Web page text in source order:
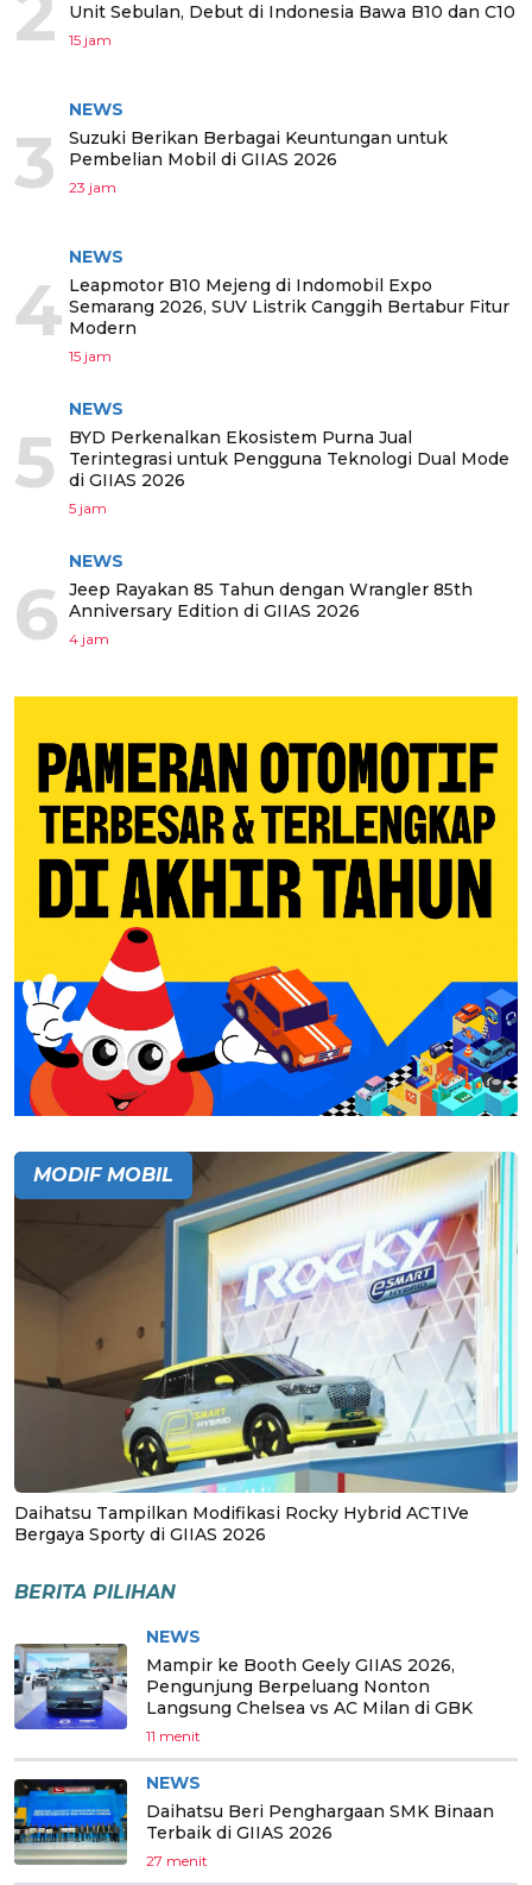
Unit Sebulan, Debut di Indonesia Bawa B10 dan C10
15 jam
3
NEWS
Suzuki Berikan Berbagai Keuntungan untuk
Pembelian Mobil di GIIAS 2026
23 jam
4
NEWS
Leapmotor B10 Mejeng di Indomobil Expo
Semarang 2026, SUV Listrik Canggih Bertabur Fitur
Modern
15 jam
5
NEWS
BYD Perkenalkan Ekosistem Purna Jual
Terintegrasi untuk Pengguna Teknologi Dual Mode
di GIIAS 2026
5 jam
6
NEWS
Jeep Rayakan 85 Tahun dengan Wrangler 85th
Anniversary Edition di GIIAS 2026
4 jam
MODIF MOBIL
Daihatsu Tampilkan Modifikasi Rocky Hybrid ACTIVe
Bergaya Sporty di GIIAS 2026
BERITA PILIHAN
NEWS
Mampir ke Booth Geely GIIAS 2026,
Pengunjung Berpeluang Nonton
Langsung Chelsea vs AC Milan di GBK
11 menit
NEWS
Daihatsu Beri Penghargaan SMK Binaan
Terbaik di GIIAS 2026
27 menit